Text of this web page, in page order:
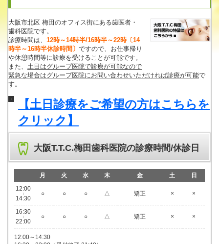
大阪市北区 梅田のオフィス街にある歯医者・
歯科医院です。
診療時間は、 12時～14時半/16時半～22時〔14
時半～16時半休診時間〕 ですので、お仕事帰り
や休憩時間等に診療を受けることが可能です。
また、 土日はグループ医院で診療が可能なので
緊急な場合はグループ医院にお問い合わせいただければ診療が可能で
す。
【土日診療をご希望の方はこちらを
クリック】
大阪T.T.C.梅田歯科医院の診療時間/休診日
月 火 水 木 金 土
日
12:00
|
14:30
○ ○ ○ △ 矯正 × ×
16:30
|
22:00
○ ○ ○ △ 矯正 × ×
12:00～14:30